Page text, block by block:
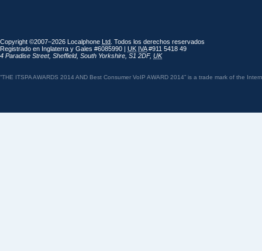
Copyright ©2007–2026 Localphone Ltd . Todos los derechos reservados
Registrado en Inglaterra y Gales #6085990 | UK IVA#911 5418 49
4 Paradise Street, Sheffield, South Yorkshire S1 2DF, UK
“THE ITSPA AWARDS 2014 AND Best Consumer VoIP AWARD 2014” is a trade mark of the